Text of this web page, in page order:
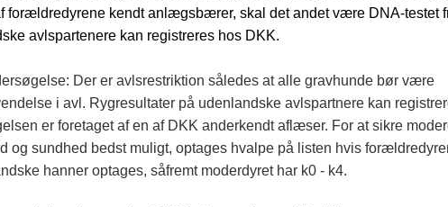
forældredyrene kendt anlægsbærer, skal det andet være DNA-testet
avlspartenere kan registreres hos DKK.
Der er avlsrestriktion således at alle gravhunde bør være
i avl. Rygresultater på udenlandske avlspartnere kan
er foretaget af en af DKK anderkendt aflæser. For at sikre
og sundhed bedst muligt, optages hvalpe på listen hvis
hanner optages, såfremt moderdyret har k0 - k4.